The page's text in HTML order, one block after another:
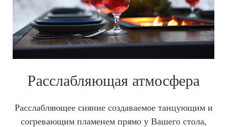
Расслабляющая атмосфера
Расслабляющее сияние создаваемое танцующим и
согревающим пламенем прямо у Вашего стола,